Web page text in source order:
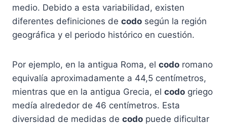
medio. Debido a esta variabilidad, existen
diferentes definiciones de codo según la región
geográfica y el periodo histórico en cuestión.
Por ejemplo, en la antigua Roma, el codo romano
equivalía aproximadamente a 44,5 centímetros,
mientras que en la antigua Grecia, el codo griego
medía alrededor de 46 centímetros. Esta
diversidad de medidas de codo puede dificultar